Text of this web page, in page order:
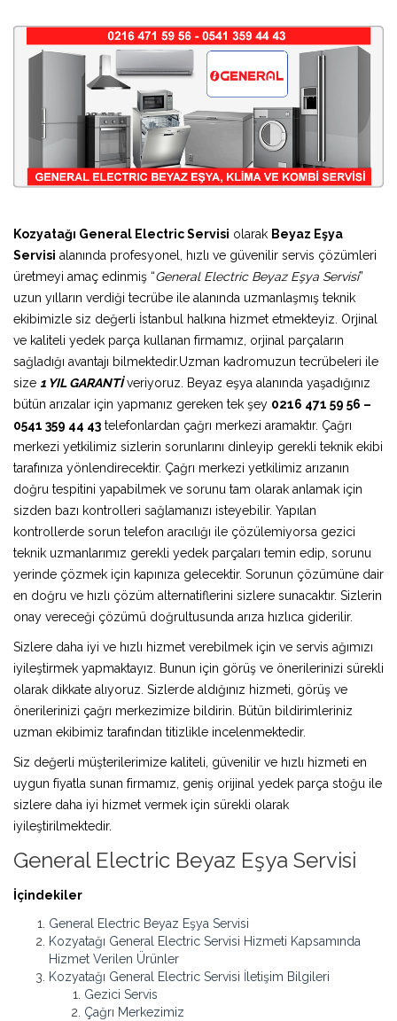
Kozyatağı General Electric Servisi olarak Beyaz Eşya
Servisi alanında profesyonel, hızlı ve güvenilir servis çözümleri
üretmeyi amaç edinmiş “General Electric Beyaz Eşya Servisi”
uzun yılların verdiği tecrübe ile alanında uzmanlaşmış teknik
ekibimizle siz değerli İstanbul halkına hizmet etmekteyiz. Orjinal
ve kaliteli yedek parça kullanan firmamız, orjinal parçaların
sağladığı avantajı bilmektedir.Uzman kadromuzun tecrübeleri ile
size 1 YIL GARANTİveriyoruz. Beyaz eşya alanında yaşadığınız
bütün arızalar için yapmanız gereken tek şey 0216 471 59 56 –
0541 359 44 43 telefonlardan çağrı merkezi aramaktır. Çağrı
merkezi yetkilimiz sizlerin sorunlarını dinleyip gerekli teknik ekibi
tarafınıza yönlendirecektir. Çağrı merkezi yetkilimiz arızanın
doğru tespitini yapabilmek ve sorunu tam olarak anlamak için
sizden bazı kontrolleri sağlamanızı isteyebilir. Yapılan
kontrollerde sorun telefon aracılığı ile çözülemiyorsa gezici
teknik uzmanlarımız gerekli yedek parçaları temin edip, sorunu
yerinde çözmek için kapınıza gelecektir. Sorunun çözümüne dair
en doğru ve hızlı çözüm alternatiflerini sizlere sunacaktır. Sizlerin
onay vereceği çözümü doğrultusunda arıza hızlıca giderilir.
Sizlere daha iyi ve hızlı hizmet verebilmek için ve servis ağımızı
iyileştirmek yapmaktayız. Bunun için görüş ve önerilerinizi sürekli
olarak dikkate alıyoruz. Sizlerde aldığınız hizmeti, görüş ve
önerilerinizi çağrı merkezimize bildirin. Bütün bildirimleriniz
uzman ekibimiz tarafından titizlikle incelenmektedir.
Siz değerli müşterilerimize kaliteli, güvenilir ve hızlı hizmeti en
uygun fiyatla sunan firmamız, geniş orijinal yedek parça stoğu ile
sizlere daha iyi hizmet vermek için sürekli olarak
iyileştirilmektedir.
General Electric Beyaz Eşya Servisi
İçindekiler
General Electric Beyaz Eşya Servisi
Kozyatağı General Electric Servisi Hizmeti Kapsamında
Hizmet Verilen Ürünler
Kozyatağı General Electric Servisi İletişim Bilgileri
Gezici Servis
Çağrı Merkezimiz